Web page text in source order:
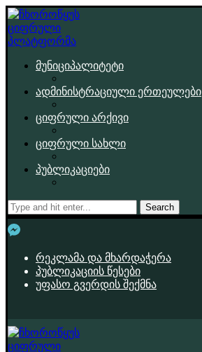
მუნიციპალიტეტი
ადმინისტრაციული ერთეულები
ციფრული არქივი
ციფრული სახლი
პუბლიკაციები
Search
რეკლამა და მხარდაჭერა
პუბლიკაციის წესები
უფასო გვერდის შექმნა